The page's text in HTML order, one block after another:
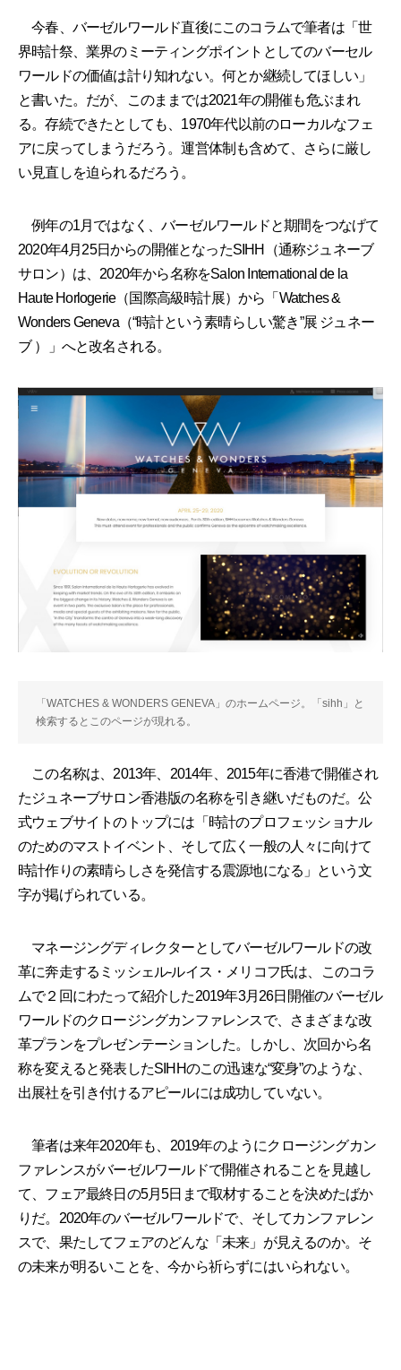
今春、バーゼルワールド直後にこのコラムで筆者は「世
界時計祭、業界のミーティングポイントとしてのバーセル
ワールドの価値は計り知れない。何とか継続してほしい」
と書いた。だが、このままでは2021年の開催も危ぶまれ
る。存続できたとしても、1970年代以前のローカルなフェ
アに戻ってしまうだろう。運営体制も含めて、さらに厳し
い見直しを迫られるだろう。
例年の1月ではなく、バーゼルワールドと期間をつなげて
2020年4月25日からの開催となったSIHH（通称ジュネーブ
サロン）は、2020年から名称をSalon International de la
Haute Horlogerie（国際高級時計展）から「Watches &
Wonders Geneva（“時計という素晴らしい驚き”展 ジュネー
ブ ）」へと改名される。
「WATCHES & WONDERS GENEVA」のホームページ。「sihh」と
検索するとこのページが現れる。
この名称は、2013年、2014年、2015年に香港で開催され
たジュネーブサロン香港版の名称を引き継いだものだ。公
式ウェブサイトのトップには「時計のプロフェッショナル
のためのマストイベント、そして広く一般の人々に向けて
時計作りの素晴らしさを発信する震源地になる」という文
字が掲げられている。
マネージングディレクターとしてバーゼルワールドの改
革に奔走するミッシェル-ルイス・メリコフ氏は、このコラ
ムで２回にわたって紹介した2019年3月26日開催のバーゼル
ワールドのクロージングカンファレンスで、さまざまな改
革プランをプレゼンテーションした。しかし、次回から名
称を変えると発表したSIHHのこの迅速な“変身”のような、
出展社を引き付けるアピールには成功していない。
筆者は来年2020年も、2019年のようにクロージングカン
ファレンスがバーゼルワールドで開催されることを見越し
て、フェア最終日の5月5日まで取材することを決めたばか
りだ。2020年のバーゼルワールドで、そしてカンファレン
スで、果たしてフェアのどんな「未来」が見えるのか。そ
の未来が明るいことを、今から祈らずにはいられない。